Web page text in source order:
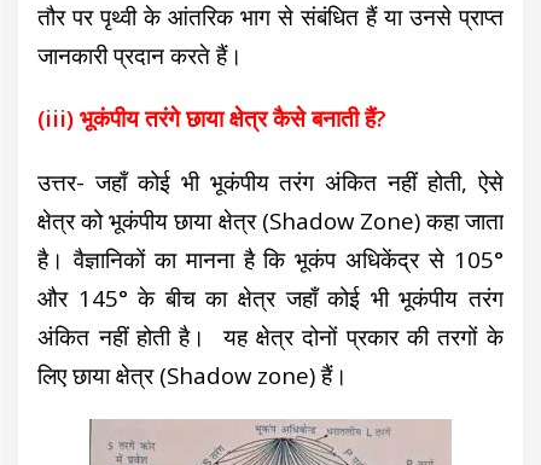
तौर पर पृथ्वी के आंतरिक भाग से संबंधित हैं या उनसे प्राप्त
जानकारी प्रदान करते हैं।
(iii) भूकंपीय तरंगे छाया क्षेत्र कैसे बनाती हैं?
उत्तर-जहाँ कोई भी भूकंपीय तरंग अंकित नहीं होती, ऐसे
क्षेत्र को भूकंपीय छाया क्षेत्र (Shadow Zone) कहा जाता
है। वैज्ञानिकों का मानना है कि भूकंप अधिकेंद्र से 105°
और 145° के बीच का क्षेत्र जहाँ कोई भी भूकंपीय तरंग
अंकित नहीं होती है। यह क्षेत्र दोनों प्रकार की तरगों के
लिए छाया क्षेत्र (Shadow zone) हैं।